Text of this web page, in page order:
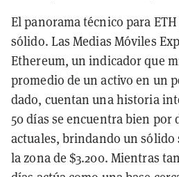
El panorama técnico para
sólido. Las Medias Móviles
Ethereum, un indicador que
promedio de un activo en un
dado, cuentan una historia
50 días se encuentra bien por
actuales, brindando un sólido
la zona de $3.200. Mientras